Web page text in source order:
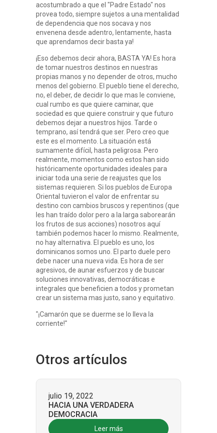
acostumbrado a que el "Padre Estado" nos
provea todo, siempre sujetos a una mentalidad
de dependencia que nos socava y nos
envenena desde adentro, lentamente, hasta
que aprendamos decir basta ya!
¡Eso debemos decir ahora, BASTA YA! Es hora
de tomar nuestros destinos en nuestras
propias manos y no depender de otros, mucho
menos del gobierno. El pueblo tiene el derecho,
no, el deber, de decidir lo que mas le conviene,
cual rumbo es que quiere caminar, que
sociedad es que quiere construir y que futuro
debemos dejar a nuestros hijos. Tarde o
temprano, así tendrá que ser. Pero creo que
este es el momento. La situación está
sumamente difícil, hasta peligrosa. Pero
realmente, momentos como estos han sido
históricamente oportunidades ideales para
iniciar toda una serie de reajustes que los
sistemas requieren. Si los pueblos de Europa
Oriental tuvieron el valor de enfrentar su
destino con cambios bruscos y repentinos (que
les han traído dolor pero a la larga saborearán
los frutos de sus acciones) nosotros aquí
también podemos hacer lo mismo. Realmente,
no hay alternativa. El pueblo es uno, los
dominicanos somos uno. El parto duele pero
debe nacer una nueva vida. Es hora de ser
agresivos, de aunar esfuerzos y de buscar
soluciones innovativas, democráticas e
integrales que beneficien a todos y prometan
crear un sistema mas justo, sano y equitativo.
"¡Camarón que se duerme se lo lleva la
corriente!"
Otros artículos
julio 19, 2022
HACIA UNA VERDADERA
DEMOCRACIA
Leer más